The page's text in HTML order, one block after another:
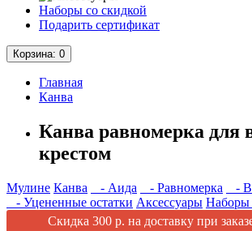
Наборы со скидкой
Подарить сертификат
Корзина: 0
Главная
Канва
Канва равномерка
крестом
Мулине Канва - Аида - Равномерка
-
- Уцененные остатки Аксессуары Наборы
Скидка 300 р. на доставку при